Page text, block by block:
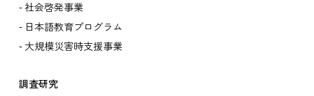
社会啓発事業
日本語教育プログラム
大規模災害時支援事業
調査研究